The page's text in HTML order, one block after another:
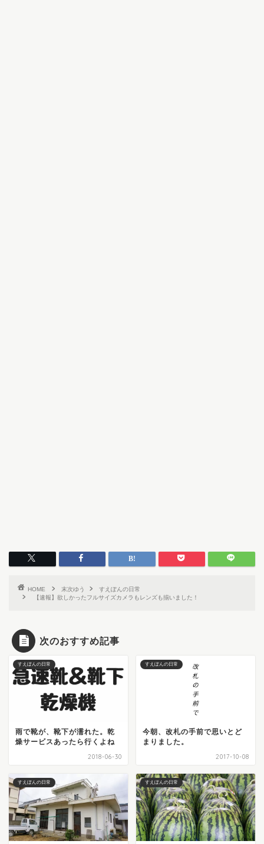
HOME 末次ゆう
すえぽんの日常
【速報】欲しかったフルサイズカメラもレンズも揃いました！
次のおすすめ記事
すえぽんの日常
雨で靴が、靴下が濡れた。乾
燥サービスあったら行くよね
2018-06-30
すえぽんの日常
今朝、改札の手前で思いとど
まりました。
2017-10-08
すえぽんの日常 すえぽんの日常